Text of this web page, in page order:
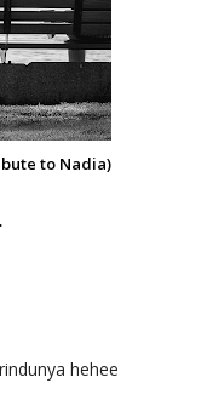
to Nadia)
hehee